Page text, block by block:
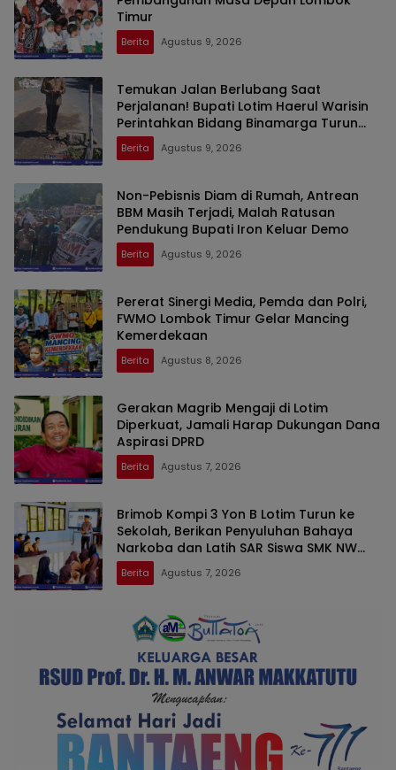
Timur
Berita Agustus 9, 2026
Temukan Jalan Berlubang Saat
Perjalanan! Bupati Lotim Haerul Warisin
Perintahkan Bidang Binamarga Turun
Tangani
Berita Agustus 9, 2026
Non-Pebisnis Diam di Rumah, Antrean
BBM Masih Terjadi, Malah Ratusan
Pendukung Bupati Iron Keluar Demo
Berita Agustus 9, 2026
Pererat Sinergi Media, Pemda dan Polri,
FWMO Lombok Timur Gelar Mancing
Kemerdekaan
Berita Agustus 8, 2026
Gerakan Magrib Mengaji di Lotim
Diperkuat, Jamali Harap Dukungan Dana
Aspirasi DPRD
Berita Agustus 7, 2026
Brimob Kompi 3 Yon B Lotim Turun ke
Sekolah, Berikan Penyuluhan Bahaya
Narkoba dan Latih SAR Siswa SMK NW
Benteng
Berita Agustus 7, 2026